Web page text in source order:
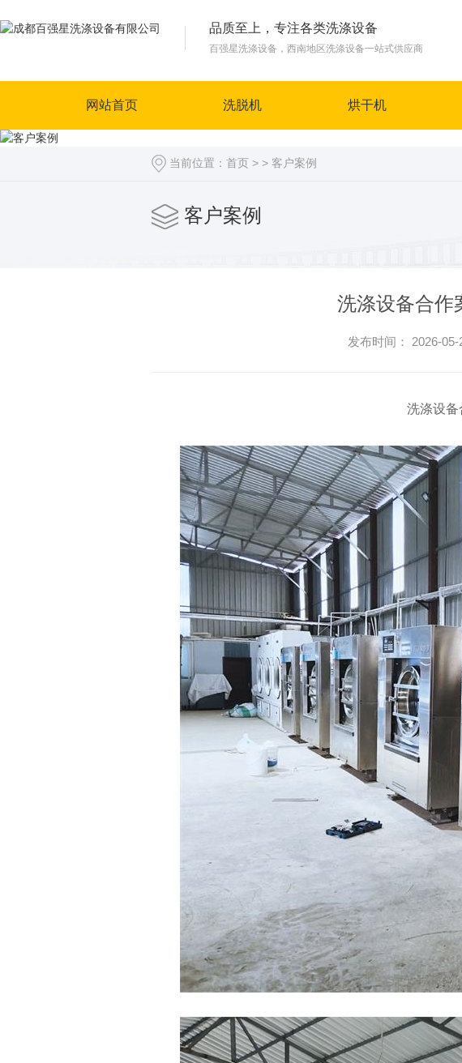
品质至上，专注各类洗涤设备
百强星洗涤设备，西南地区洗涤设备一站式供应商
网站首页 洗脱机 烘干机
当前位置： 首页 > > 客户案例
客户案例
洗涤设备合作
发布时间： 2026-
洗涤设备